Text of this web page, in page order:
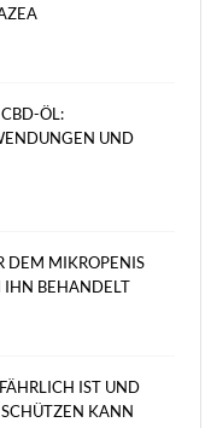
ÖL:
UND
DEM MIKROPENIS
BEHANDELT
IST UND
KANN